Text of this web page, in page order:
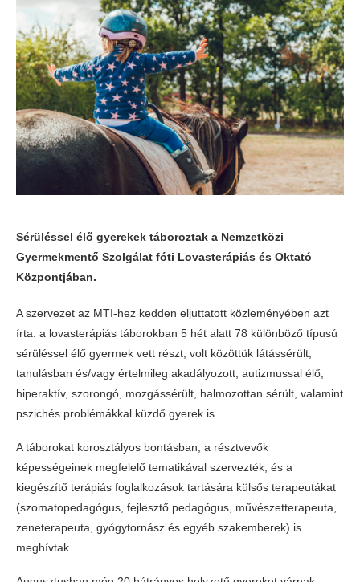
Sérüléssel élő gyerekek táboroztak a Nemzetközi
Gyermekmentő Szolgálat fóti Lovasterápiás és Oktató
Központjában.
A szervezet az MTI-hez kedden eljuttatott közleményében azt
írta: a lovasterápiás táborokban 5 hét alatt 78 különböző típusú
sérüléssel élő gyermek vett részt; volt közöttük látássérült,
tanulásban és/vagy értelmileg akadályozott, autizmussal élő,
hiperaktív, szorongó, mozgássérült, halmozottan sérült, valamint
pszichés problémákkal küzdő gyerek is.
A táborokat korosztályos bontásban, a résztvevők
képességeinek megfelelő tematikával szervezték, és a
kiegészítő terápiás foglalkozások tartására külsős terapeutákat
(szomatopedagógus, fejlesztő pedagógus, művészetterapeuta,
zeneterapeuta, gyógytornász és egyéb szakemberek) is
meghívtak.